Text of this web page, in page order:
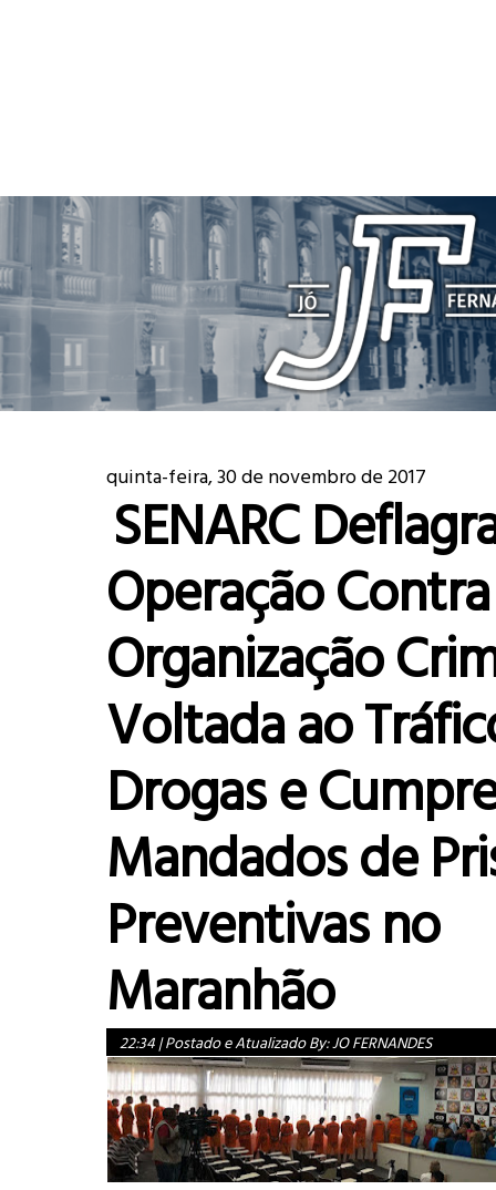
quinta-feira, 30 de novembro de 2017
SENARC
Operação Contra
Organização
Voltada ao
Drogas e
Mandados de
Preventivas no
Maranhão
22:34|Postado e Atualizado By:JO FERNANDES